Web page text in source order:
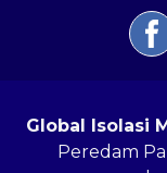
Global Isolasi
Peredam